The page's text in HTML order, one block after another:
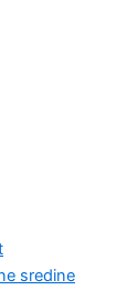
sredine